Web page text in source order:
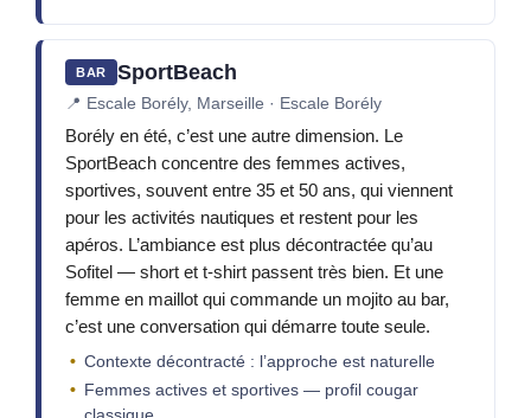
BAR SportBeach
📍 Escale Borély, Marseille · Escale Borély
Borély en été, c’est une autre dimension. Le
SportBeach concentre des femmes actives,
sportives, souvent entre 35 et 50 ans, qui viennent
pour les activités nautiques et restent pour les
apéros. L’ambiance est plus décontractée qu’au
Sofitel — short et t-shirt passent très bien. Et une
femme en maillot qui commande un mojito au bar,
c’est une conversation qui démarre toute seule.
Contexte décontracté : l’approche est naturelle
Femmes actives et sportives — profil cougar